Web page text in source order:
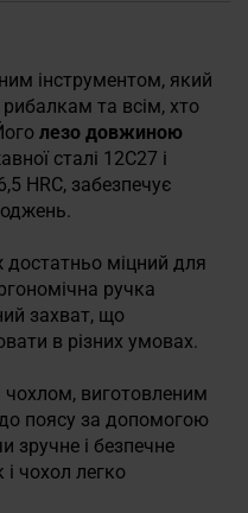
інструментом, який
та всім, хто
лезо довжиною
сталі 12C27 і
HRC, забезпечує
міцний для
ручка
захват, що
в різних умовах.
виготовленим
поясу за допомогою
зручне і безпечне
і чохол легко